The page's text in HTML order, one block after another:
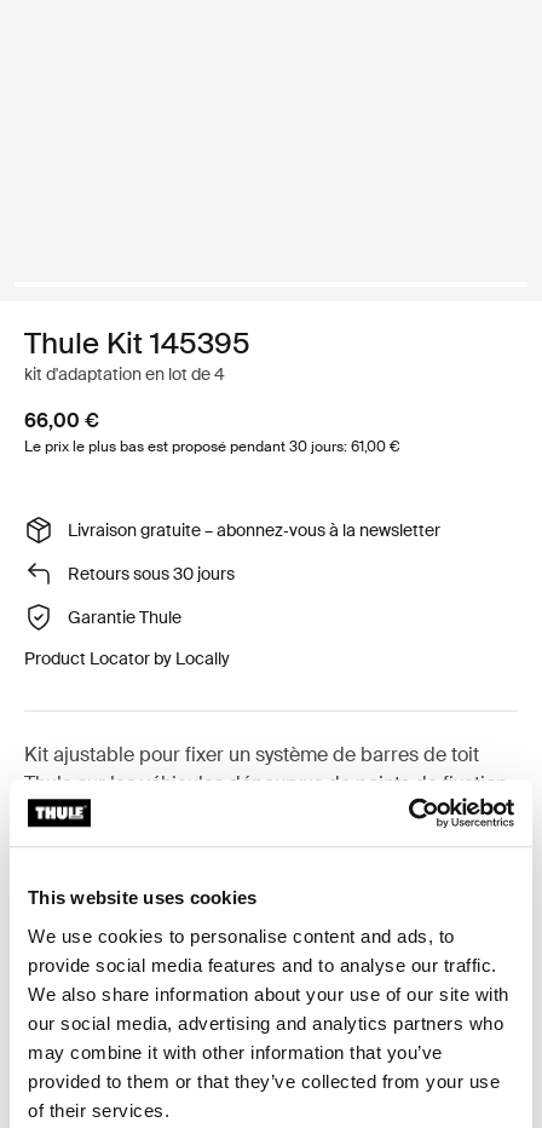
This website uses cookies
We use cookies to personalise content and ads, to
provide social media features and to analyse our traffic.
We also share information about your use of our site with
our social media, advertising and analytics partners who
may combine it with other information that you’ve
provided to them or that they’ve collected from your use
of their services.
Thule Kit 145395
kit d'adaptation en lot de 4
66,00 €
Le prix le plus bas est proposé pendant 30 jours: 61,00 €
Livraison gratuite – abonnez‑vous à la newsletter
Retours sous 30 jours
Garantie Thule
Product Locator by Locally
Kit ajustable pour fixer un système de barres de toit
Thule sur les véhicules dépourvus de points de fixation
préexistants ou de barres installées en usine.
Toggle features
Toutes les caractéristiques
Toggle techspec
Caractéristiques techniques
Toggle guides and instructions
Instructions